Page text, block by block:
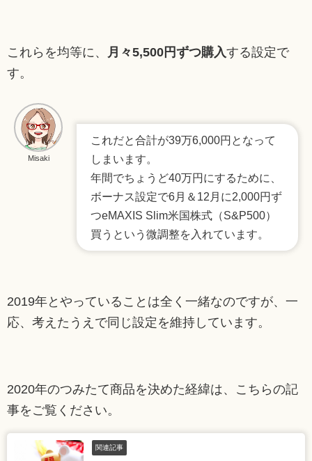
これらを均等に、 月々5,500円ずつ購入する設定で
す。
Misaki
これだと合計が39万6,000円となって
しまいます。
年間でちょうど40万円にするために、
ボーナス設定で6月＆12月に2,000円ず
つeMAXIS Slim米国株式（S&P500）
買うという微調整を入れています。
2019年とやっていることは全く一緒なのですが、一
応、考えたうえで同じ設定を維持しています。
2020年のつみたて商品を決めた経緯は、こちらの記
事をご覧ください。
関連記事